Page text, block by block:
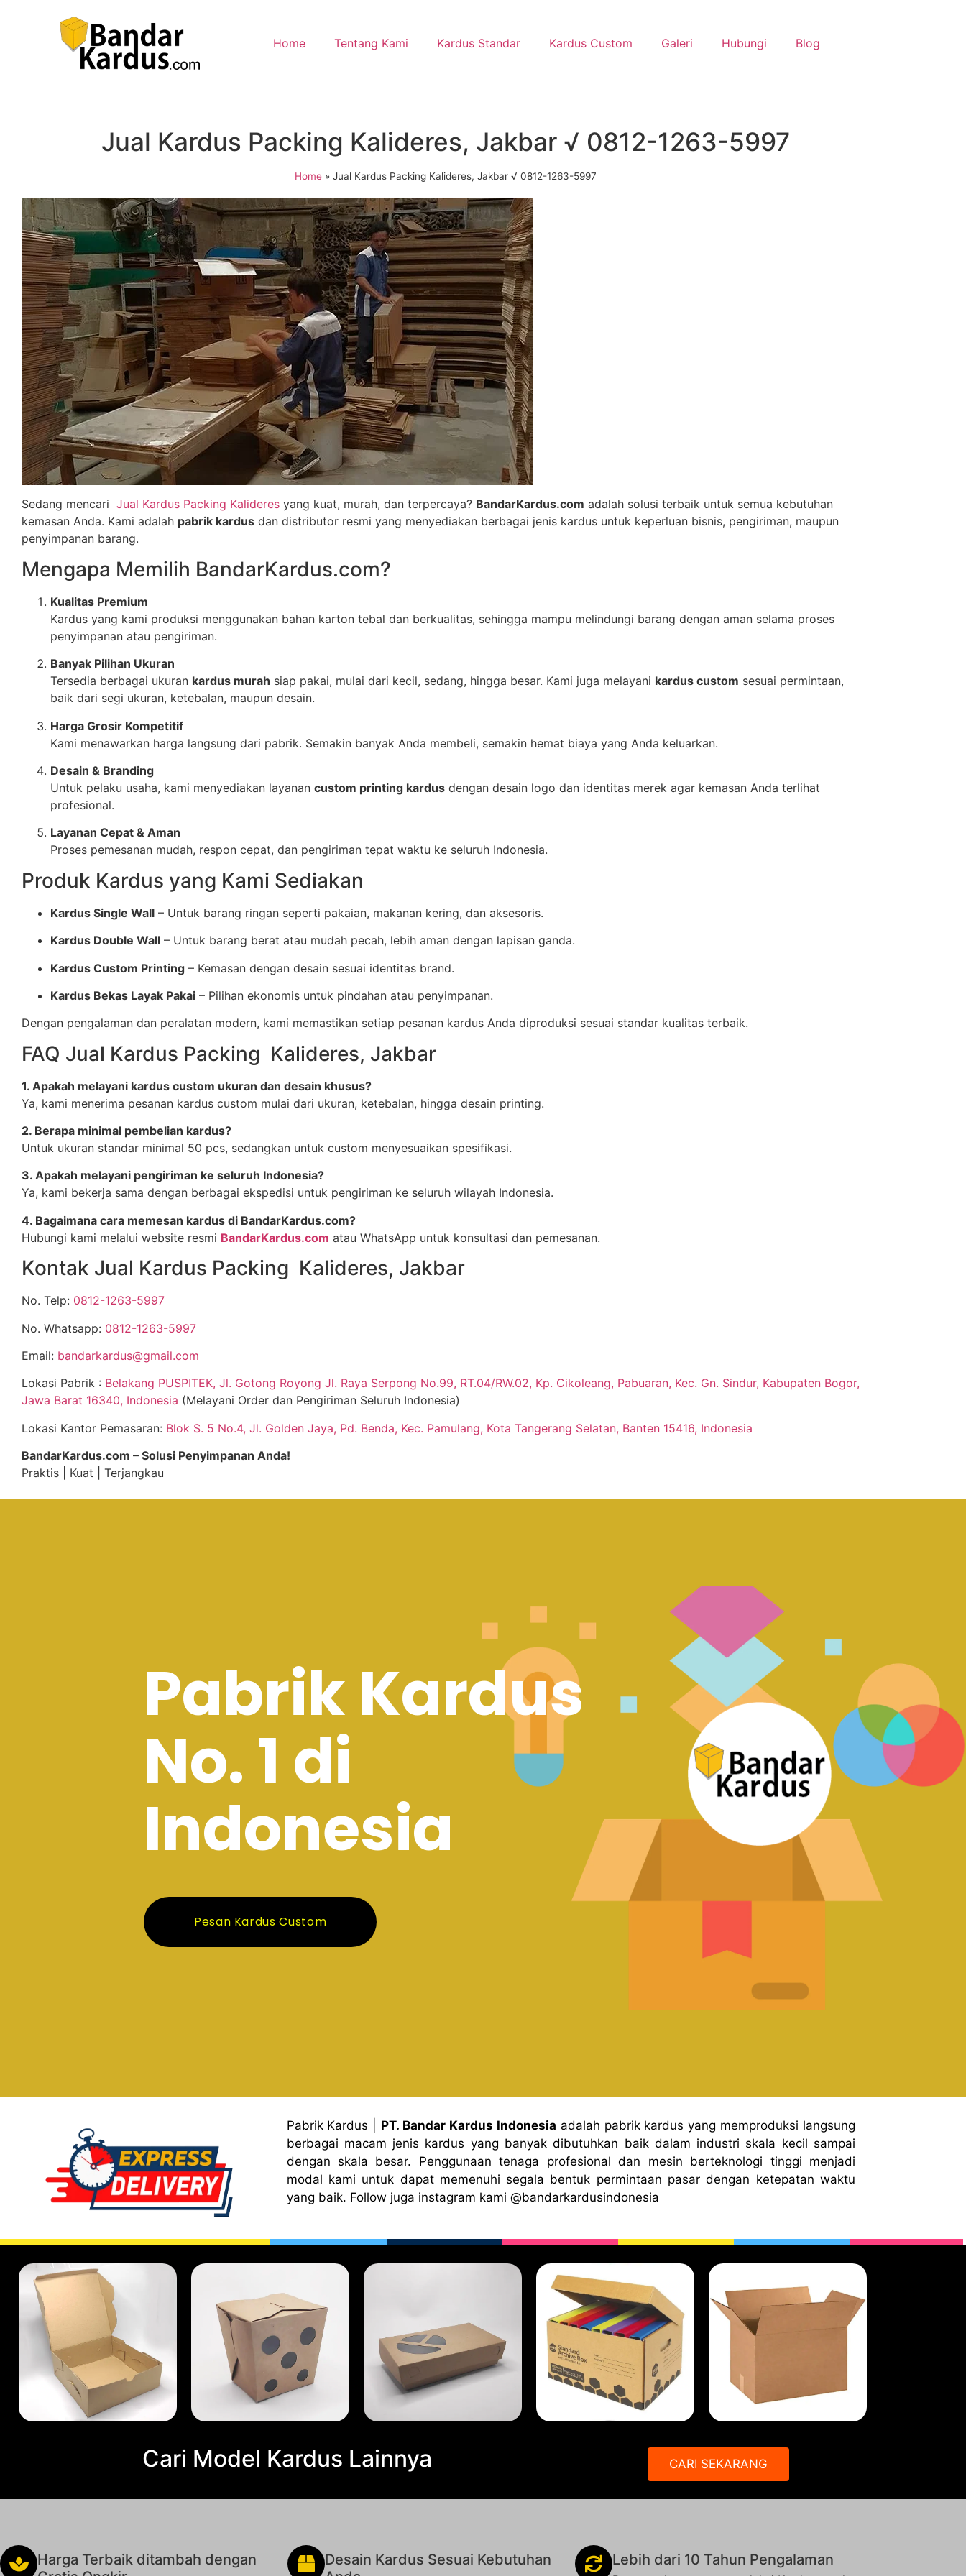
Home Tentang Kami Kardus Standar Kardus Custom Galeri Hubungi Blog
Jual Kardus Packing Kalideres, Jakbar √ 0812-1263-5997
Home » Jual Kardus Packing Kalideres, Jakbar √ 0812-1263-5997
Sedang mencari Jual Kardus Packing Kalideres yang kuat, murah, dan terpercaya? BandarKardus.com adalah solusi terbaik untuk semua kebutuhan
kemasan Anda. Kami adalah pabrik kardus dan distributor resmi yang menyediakan berbagai jenis kardus untuk keperluan bisnis, pengiriman, maupun
penyimpanan barang.
Mengapa Memilih BandarKardus.com?
Kualitas Premium
Kardus yang kami produksi menggunakan bahan karton tebal dan berkualitas, sehingga mampu melindungi barang dengan aman selama proses
penyimpanan atau pengiriman.
Banyak Pilihan Ukuran
Tersedia berbagai ukuran kardus murah siap pakai, mulai dari kecil, sedang, hingga besar. Kami juga melayani kardus custom sesuai permintaan,
baik dari segi ukuran, ketebalan, maupun desain.
Harga Grosir Kompetitif
Kami menawarkan harga langsung dari pabrik. Semakin banyak Anda membeli, semakin hemat biaya yang Anda keluarkan.
Desain & Branding
Untuk pelaku usaha, kami menyediakan layanan custom printing kardus dengan desain logo dan identitas merek agar kemasan Anda terlihat
profesional.
Layanan Cepat & Aman
Proses pemesanan mudah, respon cepat, dan pengiriman tepat waktu ke seluruh Indonesia.
Produk Kardus yang Kami Sediakan
Kardus Single Wall – Untuk barang ringan seperti pakaian, makanan kering, dan aksesoris.
Kardus Double Wall – Untuk barang berat atau mudah pecah, lebih aman dengan lapisan ganda.
Kardus Custom Printing – Kemasan dengan desain sesuai identitas brand.
Kardus Bekas Layak Pakai – Pilihan ekonomis untuk pindahan atau penyimpanan.
Dengan pengalaman dan peralatan modern, kami memastikan setiap pesanan kardus Anda diproduksi sesuai standar kualitas terbaik.
FAQ Jual Kardus Packing Kalideres, Jakbar
1. Apakah melayani kardus custom ukuran dan desain khusus?
Ya, kami menerima pesanan kardus custom mulai dari ukuran, ketebalan, hingga desain printing.
2. Berapa minimal pembelian kardus?
Untuk ukuran standar minimal 50 pcs, sedangkan untuk custom menyesuaikan spesifikasi.
3. Apakah melayani pengiriman ke seluruh Indonesia?
Ya, kami bekerja sama dengan berbagai ekspedisi untuk pengiriman ke seluruh wilayah Indonesia.
4. Bagaimana cara memesan kardus di BandarKardus.com?
Hubungi kami melalui website resmi BandarKardus.com atau WhatsApp untuk konsultasi dan pemesanan.
Kontak Jual Kardus Packing Kalideres, Jakbar
No. Telp: 0812-1263-5997
No. Whatsapp: 0812-1263-5997
Email: bandarkardus@gmail.com
Lokasi Pabrik : Belakang PUSPITEK, Jl. Gotong Royong Jl. Raya Serpong No.99, RT.04/RW.02, Kp. Cikoleang, Pabuaran, Kec. Gn. Sindur, Kabupaten Bogor,
Jawa Barat 16340, Indonesia (Melayani Order dan Pengiriman Seluruh Indonesia)
Lokasi Kantor Pemasaran: Blok S. 5 No.4, Jl. Golden Jaya, Pd. Benda, Kec. Pamulang, Kota Tangerang Selatan, Banten 15416, Indonesia
BandarKardus.com – Solusi Penyimpanan Anda!
Praktis | Kuat | Terjangkau
Pabrik Kardus
No. 1 di
Indonesia
Pesan Kardus Custom
Pabrik Kardus PT. Bandar Kardus Indonesia adalah pabrik kardus yang memproduksi langsung
berbagai macam jenis kardus yang banyak dibutuhkan baik dalam industri skala kecil sampai
dengan skala besar. Penggunaan tenaga profesional dan mesin berteknologi tinggi menjadi
modal kami untuk dapat memenuhi segala bentuk permintaan pasar dengan ketepatan waktu
yang baik. Follow juga instagram kami @bandarkardusindonesia
Cari Model Kardus Lainnya CARI SEKARANG
Harga Terbaik ditambah dengan
Desain Kardus Sesuai Kebutuhan
Lebih dari 10 Tahun Pengalaman